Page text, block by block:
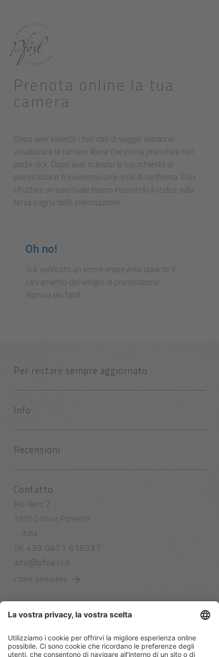
Prenota online la tua
camera
Dopo aver inserito i tuoi dati di viaggio verranno
visualizzate le camere libere che potrai prenotare con
pochi click. Dopo aver ricevuto la tua richiesta di
prenotazione ti invieremo un'e-mail di conferma. Puoi
sfruttare un eventuale buono inserendo il codice sulla
terza pagina della prenotazione.
Oh no!
Si è verificato un errore imprevisto durante il
caricamento del widget di prenotazione.
Riprova più tardi.
Contatto
Rio Nero 2
39050 Nova Ponente
- Italia
Tel. +39 0471 616537
info@pfoesl.it
COME ARRIVARE
Info
Recensioni
Per restare sempre aggiornato